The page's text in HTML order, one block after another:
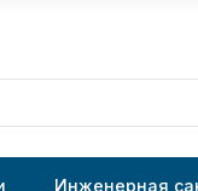
Инженерная